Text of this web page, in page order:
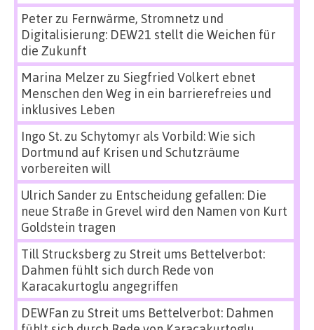
Peterzu Fernwärme, Stromnetz und
Digitalisierung: DEW21 stellt die Weichen für
die Zukunft
Marina Melzerzu Siegfried Volkert ebnet
Menschen den Weg in ein barrierefreies und
inklusives Leben
Ingo St.zu Schytomyr als Vorbild: Wie sich
Dortmund auf Krisen und Schutzräume
vorbereiten will
Ulrich Sanderzu Entscheidung gefallen: Die
neue Straße in Grevel wird den Namen von Kurt
Goldstein tragen
Till Strucksbergzu Streit ums Bettelverbot:
Dahmen fühlt sich durch Rede von
Karacakurtoglu angegriffen
DEWFan zu Streit ums Bettelverbot: Dahmen